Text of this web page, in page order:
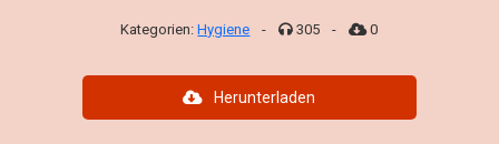
Kategorien:Hygiene - 305 - 0
Herunterladen